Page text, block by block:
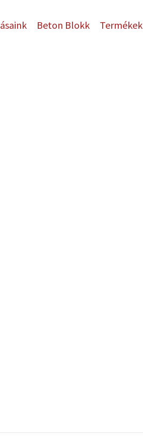
Beton Blokk Termékek